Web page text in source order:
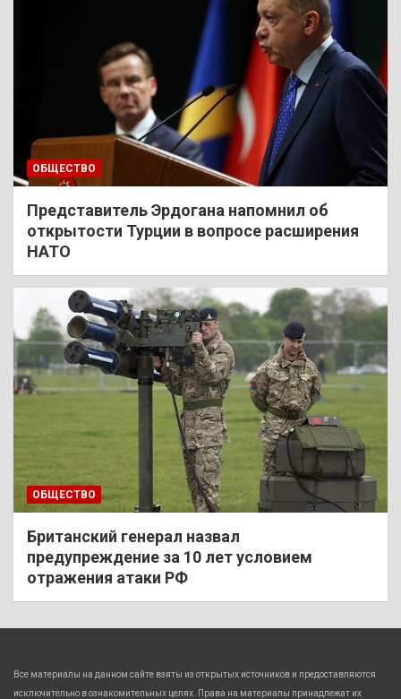
ОБЩЕСТВО
Представитель Эрдогана напомнил об
открытости Турции в вопросе расширения
НАТО
ОБЩЕСТВО
Британский генерал назвал
предупреждение за 10 лет условием
отражения атаки РФ
Все материалы на данном сайте взяты из открытых источников и предоставляются
исключительно в ознакомительных целях. Права на материалы принадлежат их